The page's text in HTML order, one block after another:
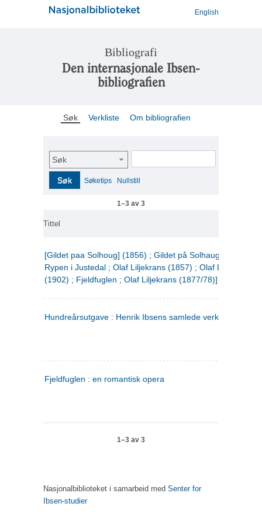
English
Bibliografi
Den internasjonale Ibsen-
bibliografien
Søk Verkliste Om bibliografien
Søk
Søk Søketips Nullstill
1–3 av 3
Tittel
[Gildet paa Solhoug] (1856) ; Gildet på Solhaug (1883) ;
Rypen i Justedal ; Olaf Liljekrans (1857) ; Olaf Liljekrans
(1902) ; Fjeldfuglen ; Olaf Liljekrans (1877/78)]
Hundreårsutgave : Henrik Ibsens samlede verker. 3
Fjeldfuglen : en romantisk opera
1–3 av 3
Nasjonalbiblioteket i samarbeid med Senter for
Ibsen-studier